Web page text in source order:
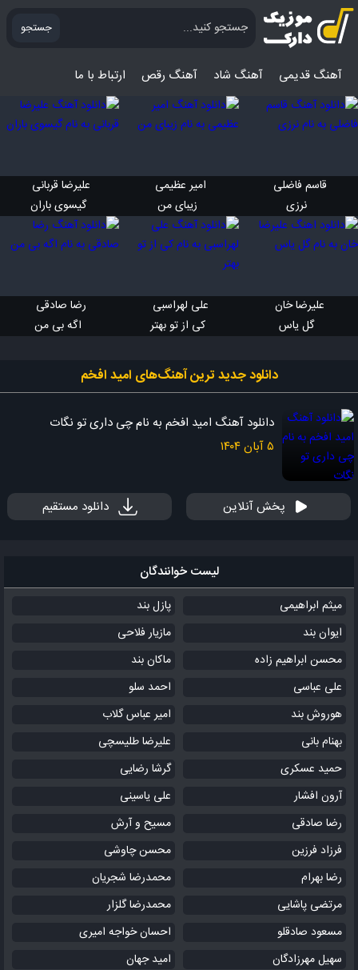
جستجو
آهنگ قدیمی آهنگ‌ شاد آهنگ رقص ارتباط با ما
قاسم فاضلی
نرزی
امیر عظیمی
زیبای من
علیرضا قربانی
گیسوی باران
علیرضا خان
گل یاس
علی لهراسبی
کی از تو بهتر
رضا صادقی
اگه بی من
دانلود جدید ‌ترین آهنگ‌های امید افخم
دانلود آهنگ امید افخم به نام چی داری تو نگات
۵ آبان ۱۴۰۴
پخش آنلاین دانلود مستقیم
لیست خوانندگان
میثم ابراهیمی
پازل بند
ایوان بند
مازیار فلاحی
محسن ابراهیم زاده
ماکان بند
علی عباسی
احمد سلو
هوروش بند
امیر عباس گلاب
بهنام بانی
علیرضا طلیسچی
حمید عسکری
گرشا رضایی
آرون افشار
علی یاسینی
رضا صادقی
مسیح و آرش
فرزاد فرزین
محسن چاوشی
رضا بهرام
محمدرضا شجریان
مرتضی پاشایی
محمدرضا گلزار
مسعود صادقلو
احسان خواجه امیری
سهیل مهرزادگان
امید جهان